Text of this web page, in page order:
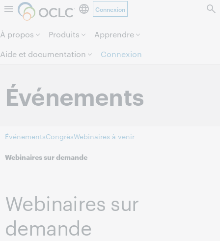
Aller au contenu de la page.
Connexion
À propos Produits
Apprendre
Aide et documentation
Connexion
Événements
ÉvénementsCongrèsWebinaires à venir
Webinaires sur demande
Webinaires sur
demande